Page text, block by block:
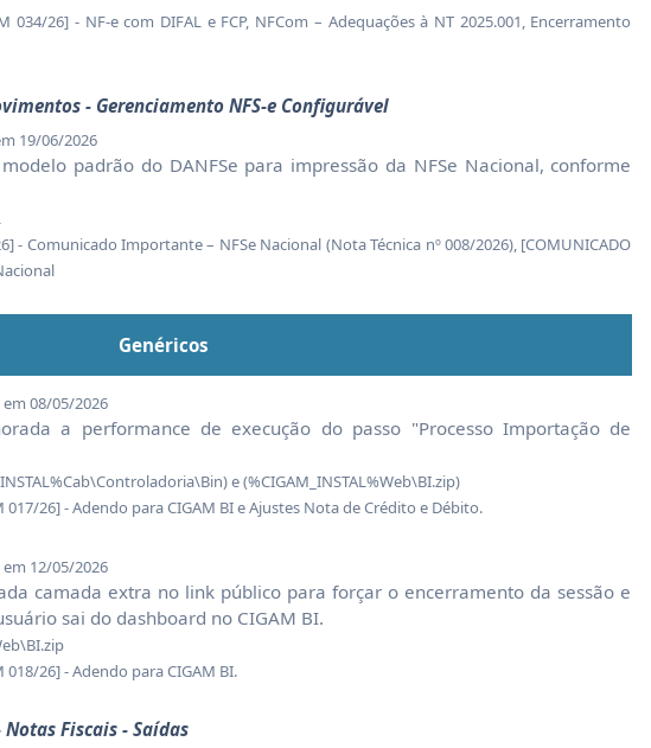
034/26] - NF-e com DIFAL e FCP, NFCom – Adequações à NT 2025.001, Encerramento
- Gerenciamento NFS-e Configurável
19/06/2026
padrão do DANFSe para impressão da NFSe Nacional, conforme
- Comunicado Importante – NFSe Nacional (Nota Técnica nº 008/2026), [COMUNICADO
Genéricos
08/05/2026
a performance de execução do passo "Processo Importação de
e (%CIGAM_INSTAL%Web\BI.zip)
017/26] - Adendo para CIGAM BI e Ajustes Nota de Crédito e Débito.
12/05/2026
camada extra no link público para forçar o encerramento da sessão e
sai do dashboard no CIGAM BI.
018/26] - Adendo para CIGAM BI.
Fiscais - Saídas